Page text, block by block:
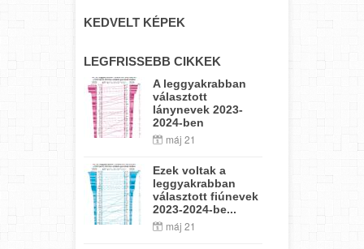
KEDVELT KÉPEK
LEGFRISSEBB CIKKEK
A leggyakrabban
választott
lánynevek 2023-
2024-ben
máj 21
Ezek voltak a
leggyakrabban
választott fiúnevek
2023-2024-be...
máj 21